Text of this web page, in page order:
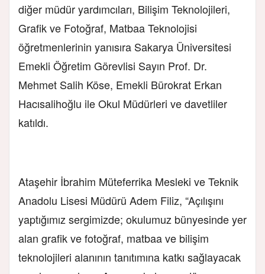
diğer müdür yardımcıları, Bilişim Teknolojileri,
Grafik ve Fotoğraf, Matbaa Teknolojisi
öğretmenlerinin yanısıra Sakarya Üniversitesi
Emekli Öğretim Görevlisi Sayın Prof. Dr.
Mehmet Salih Köse, Emekli Bürokrat Erkan
Hacısalihoğlu ile Okul Müdürleri ve davetliler
katıldı.
Ataşehir İbrahim Müteferrika Mesleki ve Teknik
Anadolu Lisesi Müdürü Adem Filiz, “Açılışını
yaptığımız sergimizde; okulumuz bünyesinde yer
alan grafik ve fotoğraf, matbaa ve bilişim
teknolojileri alanının tanıtımına katkı sağlayacak